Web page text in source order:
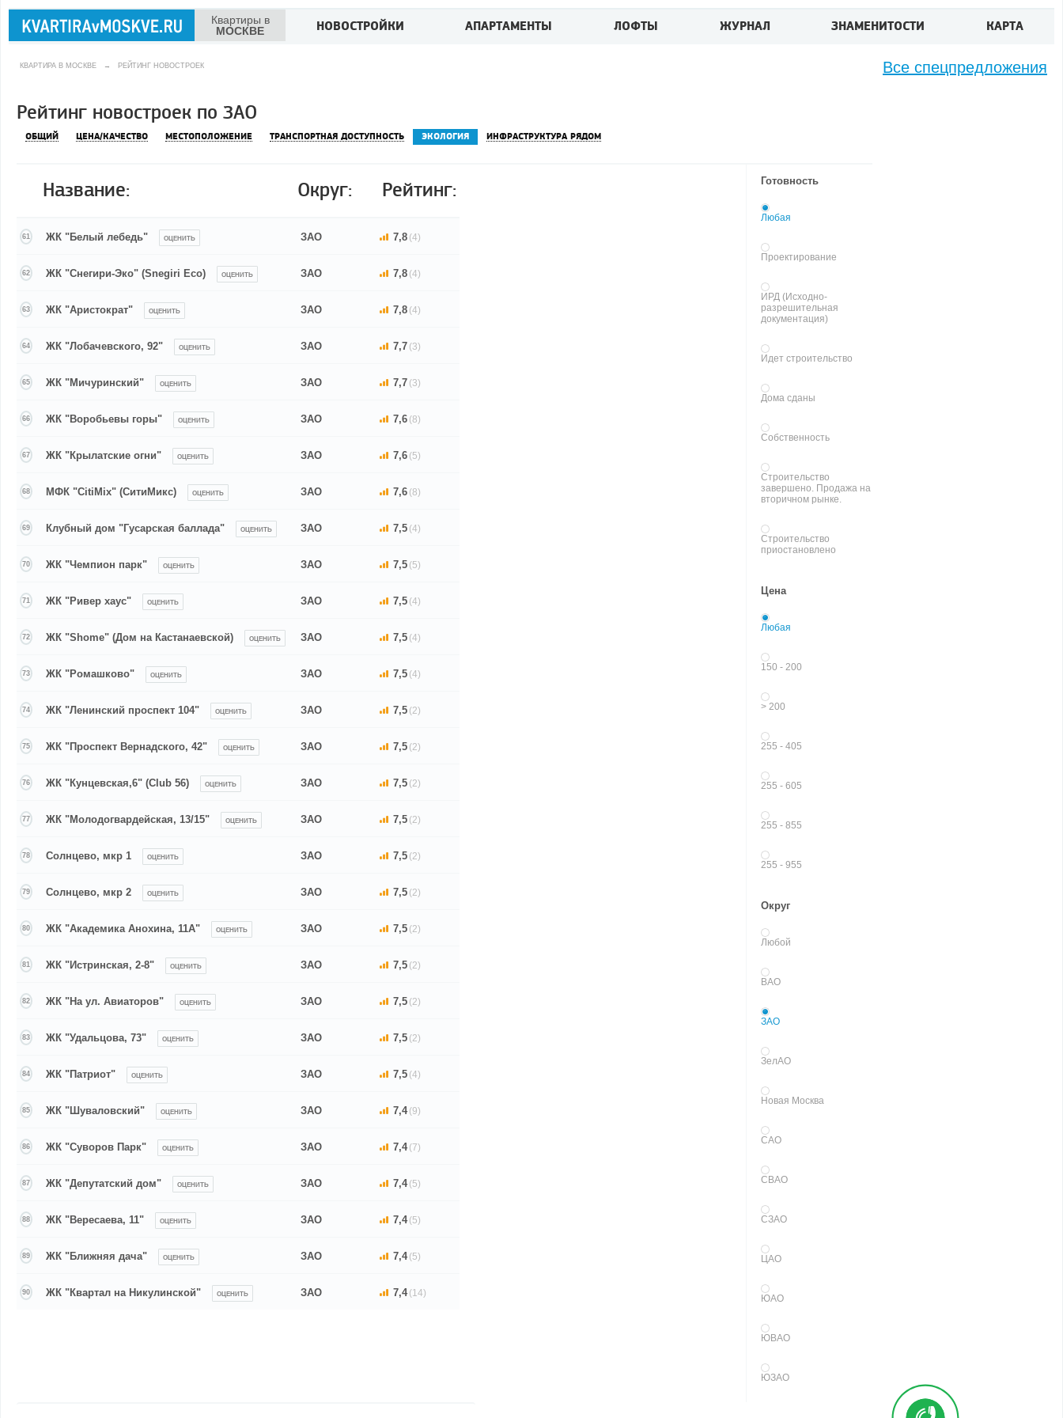
Квартиры в
МОСКВЕ
НОВОСТРОЙКИ АПАРТАМЕНТЫ ЛОФТЫ ЖУРНАЛ ЗНАМЕНИТОСТИ КАРТА
КВАРТИРА В МОСКВЕ → РЕЙТИНГ НОВОСТРОЕК
Рейтинг новостроек по ЗАО
ОБЩИЙ ЦЕНА/КАЧЕСТВО МЕСТОПОЛОЖЕНИЕ ТРАНСПОРТНАЯ ДОСТУПНОСТЬ ЭКОЛОГИЯ ИНФРАСТРУКТУРА РЯДОМ
Название: Округ: Рейтинг:
61 ЖК "Белый лебедь" ОЦЕНИТЬ ЗАО 7,8 (4)
62 ЖК "Снегири-Эко" (Snegiri Eco) ОЦЕНИТЬ ЗАО 7,8 (4)
63 ЖК "Аристократ" ОЦЕНИТЬ ЗАО 7,8 (4)
64 ЖК "Лобачевского, 92" ОЦЕНИТЬ ЗАО 7,7 (3)
65 ЖК "Мичуринский" ОЦЕНИТЬ ЗАО 7,7 (3)
66 ЖК "Воробьевы горы" ОЦЕНИТЬ ЗАО 7,6 (8)
67 ЖК "Крылатские огни" ОЦЕНИТЬ ЗАО 7,6 (5)
68 МФК "CitiMix" (СитиМикс) ОЦЕНИТЬ ЗАО 7,6 (8)
69 Клубный дом "Гусарская баллада" ОЦЕНИТЬ ЗАО 7,5 (4)
70 ЖК "Чемпион парк" ОЦЕНИТЬ ЗАО 7,5 (5)
71 ЖК "Ривер хаус" ОЦЕНИТЬ ЗАО 7,5 (4)
72 ЖК "Shome" (Дом на Кастанаевской) ОЦЕНИТЬ ЗАО 7,5 (4)
73 ЖК "Ромашково" ОЦЕНИТЬ ЗАО 7,5 (4)
74 ЖК "Ленинский проспект 104" ОЦЕНИТЬ ЗАО 7,5 (2)
75 ЖК "Проспект Вернадского, 42" ОЦЕНИТЬ ЗАО 7,5 (2)
76 ЖК "Кунцевская,6" (Club 56) ОЦЕНИТЬ ЗАО 7,5 (2)
77 ЖК "Молодогвардейская, 13/15" ОЦЕНИТЬ ЗАО 7,5 (2)
78 Солнцево, мкр 1 ОЦЕНИТЬ ЗАО 7,5 (2)
79 Солнцево, мкр 2 ОЦЕНИТЬ ЗАО 7,5 (2)
80 ЖК "Академика Анохина, 11А" ОЦЕНИТЬ ЗАО 7,5 (2)
81 ЖК "Истринская, 2-8" ОЦЕНИТЬ ЗАО 7,5 (2)
82 ЖК "На ул. Авиаторов" ОЦЕНИТЬ ЗАО 7,5 (2)
83 ЖК "Удальцова, 73" ОЦЕНИТЬ ЗАО 7,5 (2)
84 ЖК "Патриот" ОЦЕНИТЬ ЗАО 7,5 (4)
85 ЖК "Шуваловский" ОЦЕНИТЬ ЗАО 7,4 (9)
86 ЖК "Суворов Парк" ОЦЕНИТЬ ЗАО 7,4 (7)
87 ЖК "Депутатский дом" ОЦЕНИТЬ ЗАО 7,4 (5)
88 ЖК "Вересаева, 11" ОЦЕНИТЬ ЗАО 7,4 (5)
89 ЖК "Ближняя дача" ОЦЕНИТЬ ЗАО 7,4 (5)
90 ЖК "Квартал на Никулинской" ОЦЕНИТЬ ЗАО 7,4 (14)
Готовность
Любая
Проектирование
ИРД (Исходно-
разрешительная
документация)
Идет строительство
Дома сданы
Собственность
Строительство
завершено. Продажа на
вторичном рынке.
Строительство
приостановлено
Цена
Любая
150 - 200
> 200
255 - 405
255 - 605
255 - 855
255 - 955
Округ
Любой
ВАО
ЗАО
ЗелАО
Новая Москва
САО
СВАО
СЗАО
ЦАО
ЮАО
ЮВАО
ЮЗАО
Все спецпредложения